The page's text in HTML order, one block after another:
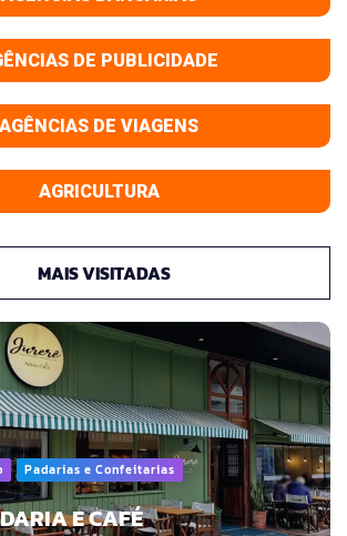
DE PUBLICIDADE
AGÊNCIAS DE VIAGENS
AGRICULTURA
MAIS VISITADAS
Padarias e Confeitarias
E CAFÉ